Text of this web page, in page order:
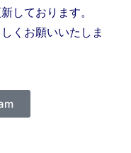
しております。
くお願いいたしま